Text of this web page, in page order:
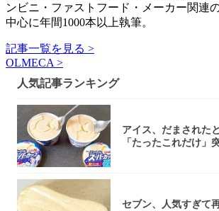
ンビニ・ファストフード・メーカー関連
中心に年間1000本以上執筆。
記事一覧を見る >
OLMECA >
人気記事ランキング
アイス、だまされた
「たったこれだけ」
セブン、人気すぎて